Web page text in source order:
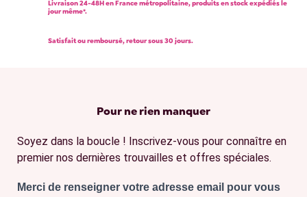
Livraison 24-48H en France métropolitaine, produits en stock expédiés le
jour même*.
Satisfait ou remboursé, retour sous 30 jours.
Pour ne rien manquer
Soyez dans la boucle ! Inscrivez-vous pour connaître en
premier nos dernières trouvailles et offres spéciales.
Merci de renseigner votre adresse email pour vous